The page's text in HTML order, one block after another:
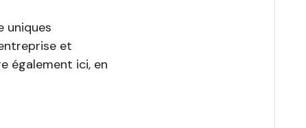
uniques
et
également ici, en